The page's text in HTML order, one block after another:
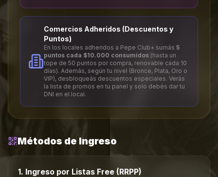
Comercios Adheridos (Descuentos y
Puntos)
En los locales adheridos a Pepe Club+ sumás 5
puntos cada $10.000 consumidos (hasta un
tope de 50 puntos por compra, renovable cada 10
días). Además, según tu nivel (Bronce, Plata, Oro o
VIP), desbloqueás descuentos especiales. Verás
la lista de promos en tu panel y solo debés dar tu
DNI en el local.
Métodos de Ingreso
1. Ingreso por Listas Free (RRPP)